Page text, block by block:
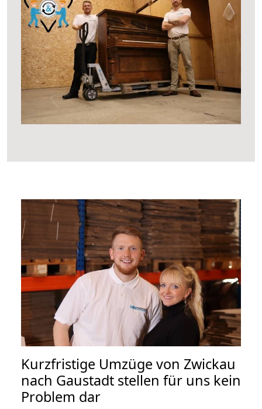
Kurzfristige Umzüge von Zwickau
nach Gaustadt stellen für uns kein
Problem dar